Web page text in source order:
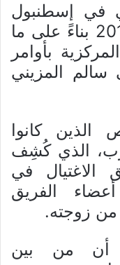
في إسطنبول
في أكتوبر/تشرين الأول 2018 بناءً على ما
بأوامر
سالم المزيني
الذين كانوا
الذي كُشِف
الاغتيال في
الفريق
من زوجته.
أن من بين